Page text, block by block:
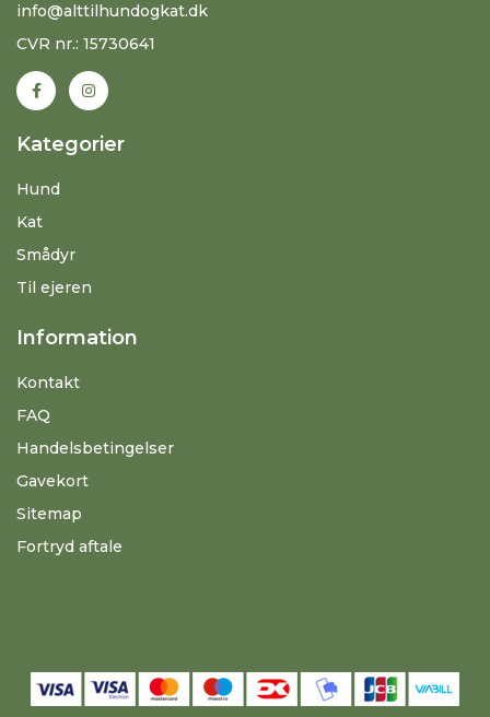
info@alttilhundogkat.dk
CVR nr.: 15730641
Kategorier
Hund
Kat
Smådyr
Til ejeren
Information
Kontakt
FAQ
Handelsbetingelser
Gavekort
Sitemap
Fortryd aftale